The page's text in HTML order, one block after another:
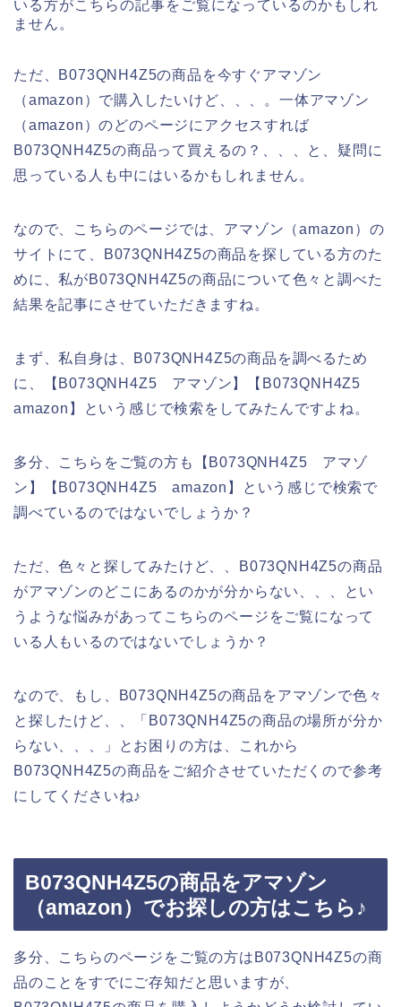
いる方がこちらの記事をご覧になっているのかもしれ
ません。
ただ、B073QNH4Z5の商品を今すぐアマゾン
（amazon）で購入したいけど、、、。一体アマゾン
（amazon）のどのページにアクセスすれば
B073QNH4Z5の商品って買えるの？、、、と、疑問に
思っている人も中にはいるかもしれません。
なので、こちらのページでは、アマゾン（amazon）の
サイトにて、B073QNH4Z5の商品を探している方のた
めに、私がB073QNH4Z5の商品について色々と調べた
結果を記事にさせていただきますね。
まず、私自身は、B073QNH4Z5の商品を調べるため
に、【B073QNH4Z5 アマゾン】【B073QNH4Z5
amazon】という感じで検索をしてみたんですよね。
多分、こちらをご覧の方も【B073QNH4Z5 アマゾ
ン】【B073QNH4Z5 amazon】という感じで検索で
調べているのではないでしょうか？
ただ、色々と探してみたけど、、B073QNH4Z5の商品
がアマゾンのどこにあるのかが分からない、、、とい
うような悩みがあってこちらのページをご覧になって
いる人もいるのではないでしょうか？
なので、もし、B073QNH4Z5の商品をアマゾンで色々
と探したけど、、「B073QNH4Z5の商品の場所が分か
らない、、、」とお困りの方は、これから
B073QNH4Z5の商品をご紹介させていただくので参考
にしてくださいね♪
B073QNH4Z5の商品をアマゾン
（amazon）でお探しの方はこちら♪
多分、こちらのページをご覧の方はB073QNH4Z5の商
品のことをすでにご存知だと思いますが、